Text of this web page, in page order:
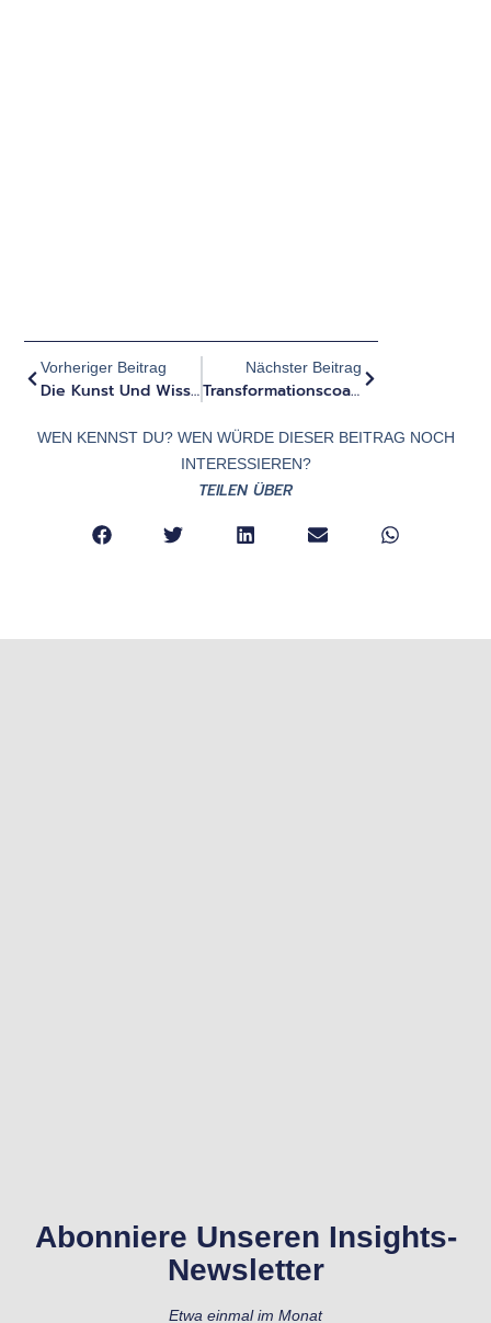
Vorheriger Beitrag
Die Kunst Und Wissenschaft Der Psychedelika Für Die Persönliche Entwicklung Und Die Entwicklung Von Führungskräften
Nächster Beitrag
Transformationscoaching Und Tiefe Innere Arbeit - Interview Mit Medoo
WEN KENNST DU? WEN WÜRDE DIESER BEITRAG NOCH
INTERESSIEREN?
TEILEN ÜBER
Abonniere Unseren Insights-
Newsletter
Etwa einmal im Monat